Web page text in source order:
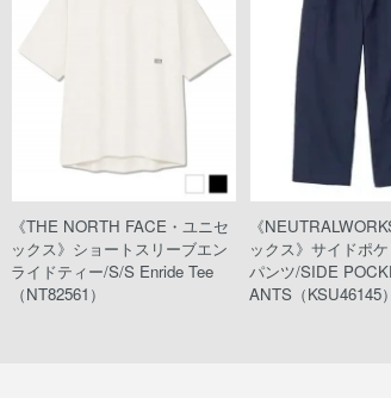
《THE NORTH FACE・ユニセ
ックス》ショートスリーブエン
ライドティー/S/S Enride Tee
（NT82561）
《
ックス》サイドポ
パンツ/SIDE
ANTS（KSU46145